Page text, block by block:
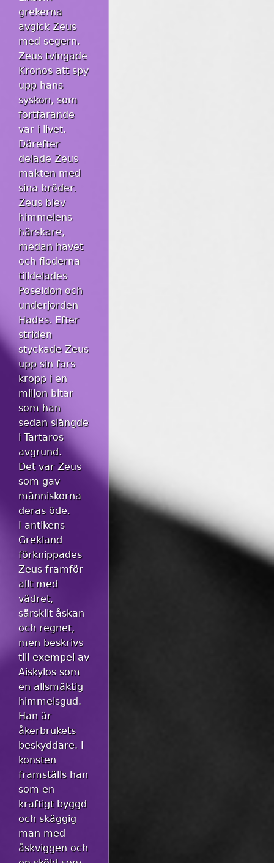
grekerna
avgick Zeus
med segern.
Zeus tvingade
Kronos att spy
upp hans
syskon, som
fortfarande
var i livet.
Därefter
delade Zeus
makten med
sina bröder.
Zeus blev
himmelens
härskare,
medan havet
och floderna
tilldelades
Poseidon och
underjorden
Hades. Efter
striden
styckade Zeus
upp sin fars
kropp i en
miljon bitar
som han
sedan slängde
i Tartaros
avgrund.
Det var Zeus
som gav
människorna
deras öde.
I antikens
Grekland
förknippades
Zeus framför
allt med
vädret,
särskilt åskan
och regnet,
men beskrivs
till exempel av
Aiskylos som
en allsmäktig
himmelsgud.
Han är
åkerbrukets
beskyddare. I
konsten
framställs han
som en
kraftigt byggd
och skäggig
man med
åskviggen och